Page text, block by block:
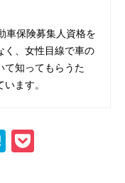
車保険募集人資格を
く、女性目線で車の
て知ってもらうた
ます。
Hat